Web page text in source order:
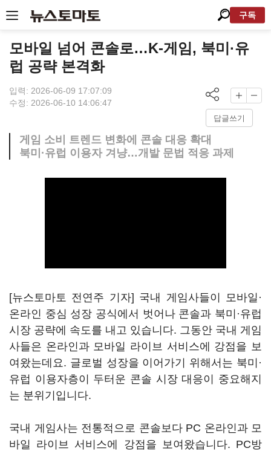
구독
모바일 넘어 콘솔로…K-게임, 북미·유
럽 공략 본격화
입력: 2026-06-09 17:07:09
수정: 2026-06-10 14:06:47
답글쓰기
게임 소비 트렌드 변화에 콘솔 대응 확대
북미·유럽 이용자 겨냥…개발 문법 적응 과제
[뉴스토마토 전연주 기자] 국내 게임사들이 모바일·
온라인 중심 성장 공식에서 벗어나 콘솔과 북미·유럽
시장 공략에 속도를 내고 있습니다. 그동안 국내 게임
사들은 온라인과 모바일 라이브 서비스에 강점을 보
여왔는데요. 글로벌 성장을 이어가기 위해서는 북미·
유럽 이용자층이 두터운 콘솔 시장 대응이 중요해지
는 분위기입니다.
국내 게임사는 전통적으로 콘솔보다 PC 온라인과 모
바일 라이브 서비스에 강점을 보여왔습니다. PC방